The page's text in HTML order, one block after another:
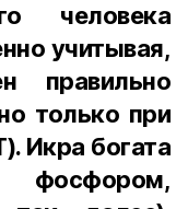
человека
учитывая,
только при
Икра богата
фосфором,